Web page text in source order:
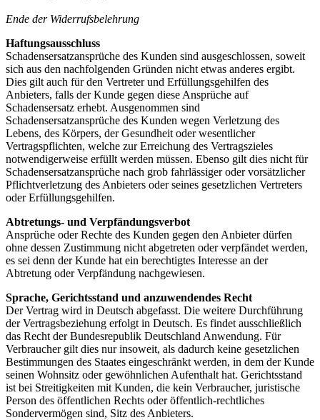
Ende der Widerrufsbelehrung
Haftungsausschluss
Schadensersatzansprüche des Kunden sind ausgeschlossen, soweit
sich aus den nachfolgenden Gründen nicht etwas anderes ergibt.
Dies gilt auch für den Vertreter und Erfüllungsgehilfen des
Anbieters, falls der Kunde gegen diese Ansprüche auf
Schadensersatz erhebt. Ausgenommen sind
Schadensersatzansprüche des Kunden wegen Verletzung des
Lebens, des Körpers, der Gesundheit oder wesentlicher
Vertragspflichten, welche zur Erreichung des Vertragszieles
notwendigerweise erfüllt werden müssen. Ebenso gilt dies nicht für
Schadensersatzansprüche nach grob fahrlässiger oder vorsätzlicher
Pflichtverletzung des Anbieters oder seines gesetzlichen Vertreters
oder Erfüllungsgehilfen.
Abtretungs- und Verpfändungsverbot
Ansprüche oder Rechte des Kunden gegen den Anbieter dürfen
ohne dessen Zustimmung nicht abgetreten oder verpfändet werden,
es sei denn der Kunde hat ein berechtigtes Interesse an der
Abtretung oder Verpfändung nachgewiesen.
Sprache, Gerichtsstand und anzuwendendes Recht
Der Vertrag wird in Deutsch abgefasst. Die weitere Durchführung
der Vertragsbeziehung erfolgt in Deutsch. Es findet ausschließlich
das Recht der Bundesrepublik Deutschland Anwendung. Für
Verbraucher gilt dies nur insoweit, als dadurch keine gesetzlichen
Bestimmungen des Staates eingeschränkt werden, in dem der Kunde
seinen Wohnsitz oder gewöhnlichen Aufenthalt hat. Gerichtsstand
ist bei Streitigkeiten mit Kunden, die kein Verbraucher, juristische
Person des öffentlichen Rechts oder öffentlich-rechtliches
Sondervermögen sind, Sitz des Anbieters.